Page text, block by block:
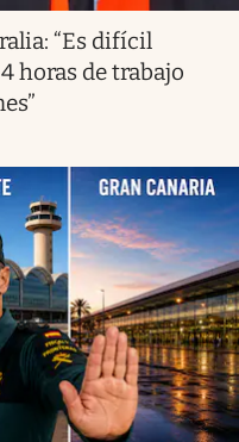
“Es difícil
horas de trabajo